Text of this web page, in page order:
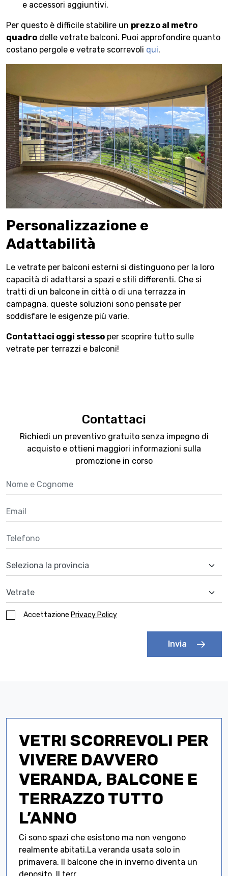
e accessori aggiuntivi.
Per questo è difficile stabilire un prezzo al metro
quadro delle vetrate balconi. Puoi approfondire quanto
costano pergole e vetrate scorrevoli qui.
Personalizzazione e
Adattabilità
Le vetrate per balconi esterni si distinguono per la loro
capacità di adattarsi a spazi e stili differenti. Che si
tratti di un balcone in città o di una terrazza in
campagna, queste soluzioni sono pensate per
soddisfare le esigenze più varie.
Contattaci oggi stesso per scoprire tutto sulle
vetrate per terrazzi e balconi!
Contattaci
Richiedi un preventivo gratuito senza impegno di
acquisto e ottieni maggiori informazioni sulla
promozione in corso
Nome e cognome
Email
Telefono
Provincia
A quale prodotto sei interessato?
Accettazione Privacy Policy
Invia
VETRI SCORREVOLI PER
VIVERE DAVVERO
VERANDA, BALCONE E
TERRAZZO TUTTO
L’ANNO
Ci sono spazi che esistono ma non vengono
realmente abitati.La veranda usata solo in
primavera. Il balcone che in inverno diventa un
deposito. Il terr...